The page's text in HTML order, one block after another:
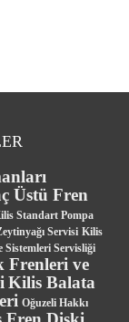
Üstü Fren
Standart Pompa
Servisi Kilis
Sistemleri Servisliği
Frenleri ve
Kilis Balata
Oğuzeli Hakkı